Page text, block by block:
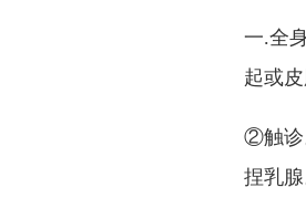
一.全
起或
②触诊
捏乳腺